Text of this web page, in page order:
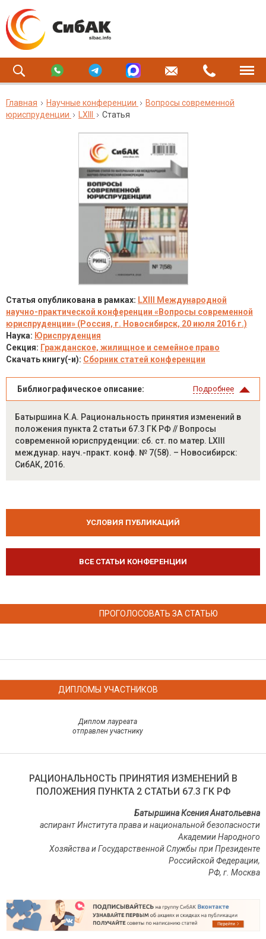
Главная Научные конференции
Вопросы современной
юриспруденции
LXIII Статья
Статья опубликована в рамках: LXIII Международной
научно-практической конференции «Вопросы современной
юриспруденции» (Россия, г. Новосибирск, 20 июля 2016 г.)
Наука: Юриспруденция
Секция: Гражданское, жилищное и семейное право
Скачать книгу(-и): Сборник статей конференции
Библиографическое описание: Подробнее
Батыршина К.А. Рациональность принятия изменений в
положения пункта 2 статьи 67.3 ГК РФ // Вопросы
современной юриспруденции: сб. ст. по матер. LXIII
междунар. науч.-практ. конф. № 7(58). – Новосибирск:
СибАК, 2016.
УСЛОВИЯ ПУБЛИКАЦИЙ
ВСЕ СТАТЬИ КОНФЕРЕНЦИИ
ПРОГОЛОСОВАТЬ ЗА СТАТЬЮ
ДИПЛОМЫ УЧАСТНИКОВ
Диплом лауреата
отправлен участнику
РАЦИОНАЛЬНОСТЬ ПРИНЯТИЯ ИЗМЕНЕНИЙ В
ПОЛОЖЕНИЯ ПУНКТА 2 СТАТЬИ 67.3 ГК РФ
Батыршина Ксения Анатольевна
аспирант Института права и национальной безопасности
Академии Народного
Хозяйства и Государственной Службы при Президенте
Российской Федерации,
РФ, г Москва